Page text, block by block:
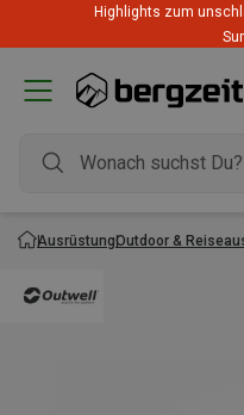
Highlights zum
AusrüstungOutdoor &